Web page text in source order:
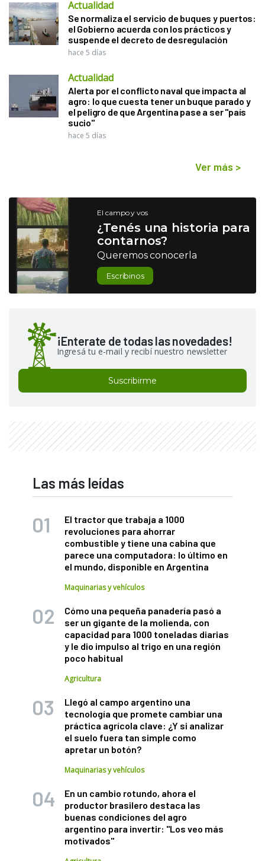
Actualidad
Se normaliza el servicio de buques y puertos:
el Gobierno acuerda con los prácticos y
suspende el decreto de desregulación
hace 5 días
Actualidad
Alerta por el conflicto naval que impacta al
agro: lo que cuesta tener un buque parado y
el peligro de que Argentina pase a ser "país
sucio"
hace 5 días
Ver más >
El campo y vos
¿Tenés una historia para
contarnos?
Queremos conocerla
Escribinos
¡Enterate de todas las novedades!
Ingresá tu e-mail y recibí nuestro newsletter
Suscribirme
Las más leídas
El tractor que trabaja a 1000
revoluciones para ahorrar
combustible y tiene una cabina que
parece una computadora: lo último en
el mundo, disponible en Argentina
Maquinarias y vehículos
Cómo una pequeña panadería pasó a
ser un gigante de la molienda, con
capacidad para 1000 toneladas diarias
y le dio impulso al trigo en una región
poco habitual
Agricultura
Llegó al campo argentino una
tecnología que promete cambiar una
práctica agrícola clave: ¿Y si analizar
el suelo fuera tan simple como
apretar un botón?
Maquinarias y vehículos
En un cambio rotundo, ahora el
productor brasilero destaca las
buenas condiciones del agro
argentino para invertir: "Los veo más
motivados"